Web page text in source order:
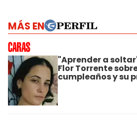
MÁS EN
"Aprender a
Flor Torrente
cumpleaños y su